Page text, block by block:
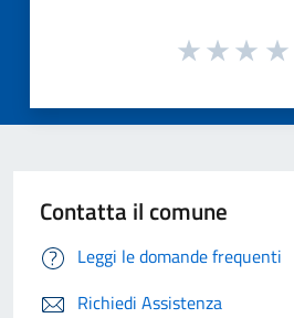
Contatta il comune
Leggi le domande frequenti
Richiedi Assistenza